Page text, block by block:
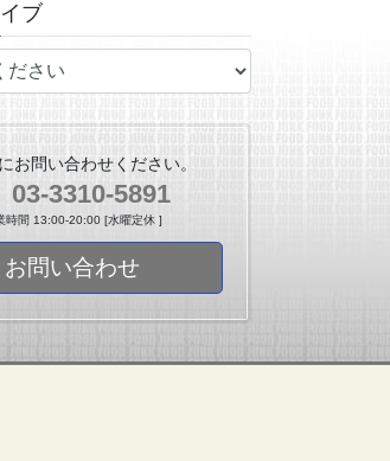
ブ
お問い合わせください。
03-3310-5891
時間 13:00-20:00 [水曜定休 ]
お問い合わせ